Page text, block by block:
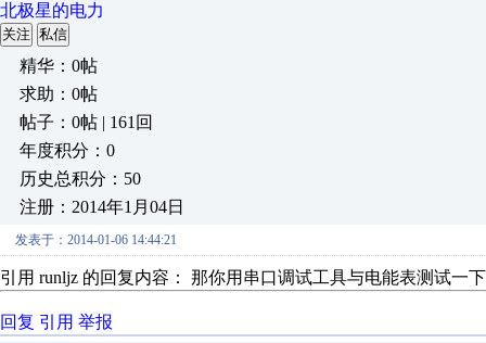
北极星的电力
关注 私信
精华：0帖
求助：0帖
帖子：0帖 | 161回
年度积分：0
历史总积分：50
注册：2014年1月04日
发表于：2014-01-06 14:44:21
引用 runljz 的回复内容： 那你用串口调试工具与电能表测试一
回复 引用 举报